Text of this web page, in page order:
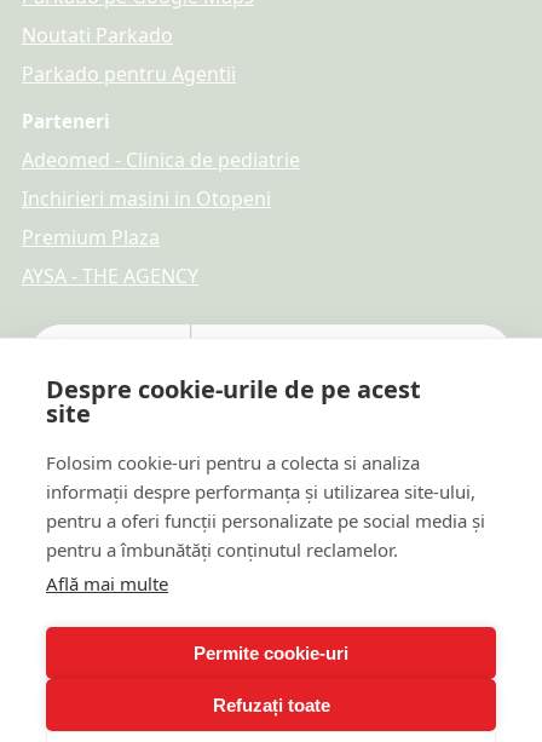
Despre cookie-urile de pe acest
site
Folosim cookie-uri pentru a colecta si analiza
informații despre performanța și utilizarea site-ului,
pentru a oferi funcții personalizate pe social media și
pentru a îmbunătăți conținutul reclamelor.
Află mai multe
Permite cookie-uri
Refuzați toate
Noutati Parkado
Parkado pentru Agentii
Parteneri
Adeomed - Clinica de pediatrie
Inchirieri masini in Otopeni
Premium Plaza
AYSA - THE AGENCY
Plăți online sigure